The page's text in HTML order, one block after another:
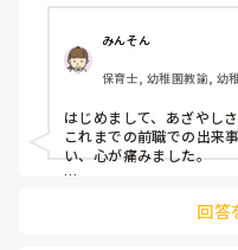
所に呼び出し叱責し「見
•	自分の思い通りにな
あっても私の仕事を奪い
成品を目の前で見せ「助
には作業や遊びの権限を
れない状況を作る
•	毎日私の悪口を言い
囲に誤解を与えて味方を
容ではなく怒鳴った側の
みんそん
保育士, 幼稚園教諭, 幼
はじめまして、あざやしさ
これまでの前職での出来
い、心が痛みました。
アケースではないかと私
回答